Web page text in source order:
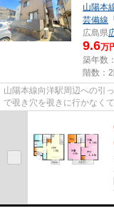
山陽本
芸備線 「
広島県
9.6万
築年数
階数：
山陽本線向洋駅周辺への引
で覗き穴を覗きに行かなく